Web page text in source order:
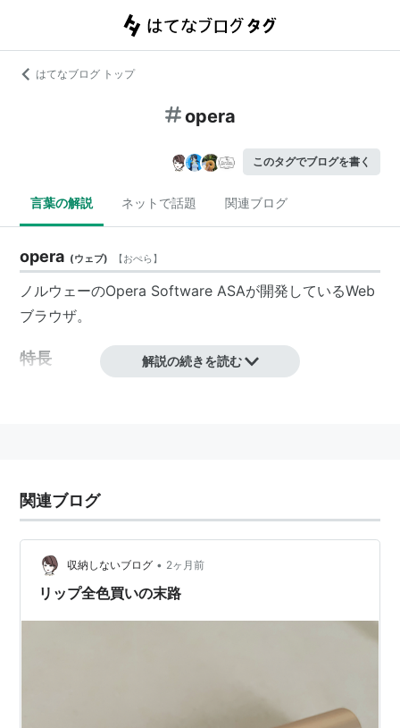
はてなブログ トップ
opera
このタグでブログを書く
言葉の解説 ネットで話題 関連ブログ
opera (ウェブ) 【おぺら】
ノルウェーのOpera Software ASAが開発しているWeb
ブラウザ。
特長
ンジンを採用している。エンジンの変更によって、旧エ
表示されない、サイトコンパチビリティ問題の大半が解
消した。
ティブなタブだけを読み込む独自オプションが実装さ
解説の続きを読む
関連ブログ
収納しないブログ • 2ヶ月前
リップ全色買いの末路